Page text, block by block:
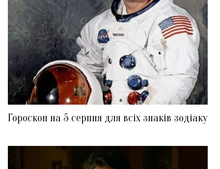
Гороскоп на 5 серпня для всіх знаків зодіаку